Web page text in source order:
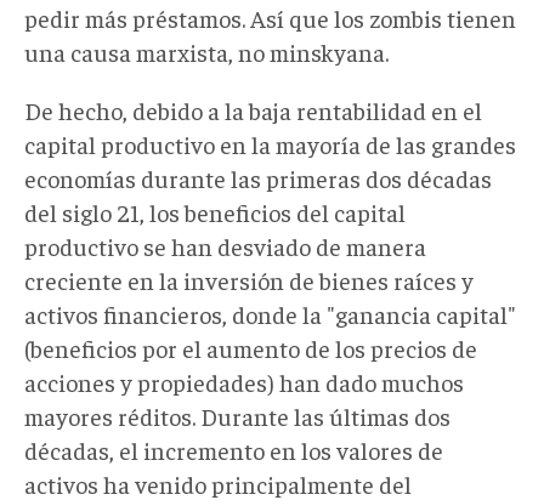
pedir más préstamos. Así que los zombis tienen
una causa marxista, no minskyana.
De hecho, debido a la baja rentabilidad en el
capital productivo en la mayoría de las grandes
economías durante las primeras dos décadas
del siglo 21, los beneficios del capital
productivo se han desviado de manera
creciente en la inversión de bienes raíces y
activos financieros, donde la "ganancia capital"
(beneficios por el aumento de los precios de
acciones y propiedades) han dado muchos
mayores réditos. Durante las últimas dos
décadas, el incremento en los valores de
activos ha venido principalmente del